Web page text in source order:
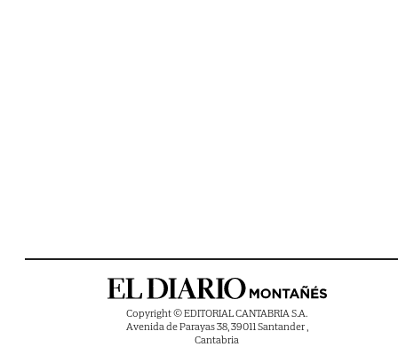
Copyright © EDITORIAL CANTABRIA S.A.
Avenida de Parayas 38, 39011 Santander ,
Cantabria